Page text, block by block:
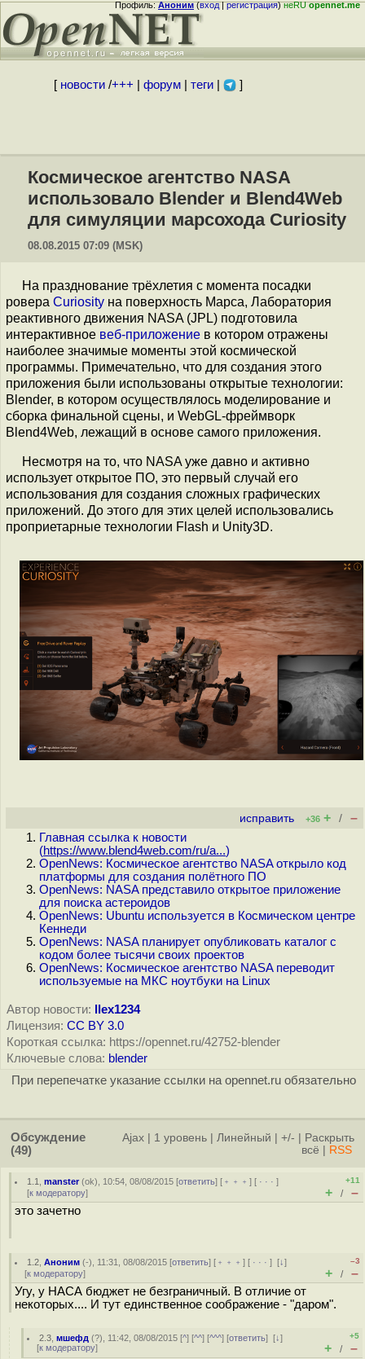
Профиль:Аноним(вход|регистрация)неRUopennet.me
[ новости/+++ форум| теги| ]
Космическое агентство NASA
использовало Blender и Blend4Web
для симуляции марсохода Curiosity
08.08.2015 07:09 (MSK)
На празднование трёхлетия с момента посадки
ровера Curiosity на поверхность Марса, Лаборатория
реактивного движения NASA (JPL) подготовила
интерактивное веб-приложение в котором отражены
наиболее значимые моменты этой космической
программы. Примечательно, что для создания этого
приложения были использованы открытые технологии:
Blender, в котором осуществлялось моделирование и
сборка финальной сцены, и WebGL-фреймворк
Blend4Web, лежащий в основе самого приложения.
Несмотря на то, что NASA уже давно и активно
использует открытое ПО, это первый случай его
использования для создания сложных графических
приложений. До этого для этих целей использовались
проприетарные технологии Flash и Unity3D.
исправить +36 + / –
Главная ссылка к новости
(https://www.blend4web.com/ru/a...)
OpenNews: Космическое агентство NASA открыло код
платформы для создания полётного ПО
OpenNews: NASA представило открытое приложение
для поиска астероидов
OpenNews: Ubuntu используется в Космическом центре
Кеннеди
OpenNews: NASA планирует опубликовать каталог с
кодом более тысячи своих проектов
OpenNews: Космическое агентство NASA переводит
используемые на МКС ноутбуки на Linux
Автор новости:
llex1234
Лицензия: CC BY 3.0
Короткая ссылка: https://opennet.ru/42752-blender
Ключевые слова: blender
При перепечатке указание ссылки на opennet.ru обязательно
Обсуждение
(49)
Ajax 1 уровень Линейный +/-
Раскрыть
всё
RSS
1.1 ,manster(ok), 10:54, 08/08/2015 [ответить] [ ﹢﹢﹢] [ · · ·]
[к модератору]
+11
+ / –
это зачетно
1.2 ,Аноним (-), 11:31, 08/08/2015 [ответить] [ ﹢﹢﹢] [ · · ·][↓]
[к модератору]
–3
+ / –
Угу, у НАСА бюджет не безграничный. В отличие от
некоторых.... И тут единственное соображение - "даром".
2.3 ,мшефд (?), 11:42, 08/08/2015 [^] [^^] [^^^] [ответить][↓]
[к модератору]
+5
+ / –